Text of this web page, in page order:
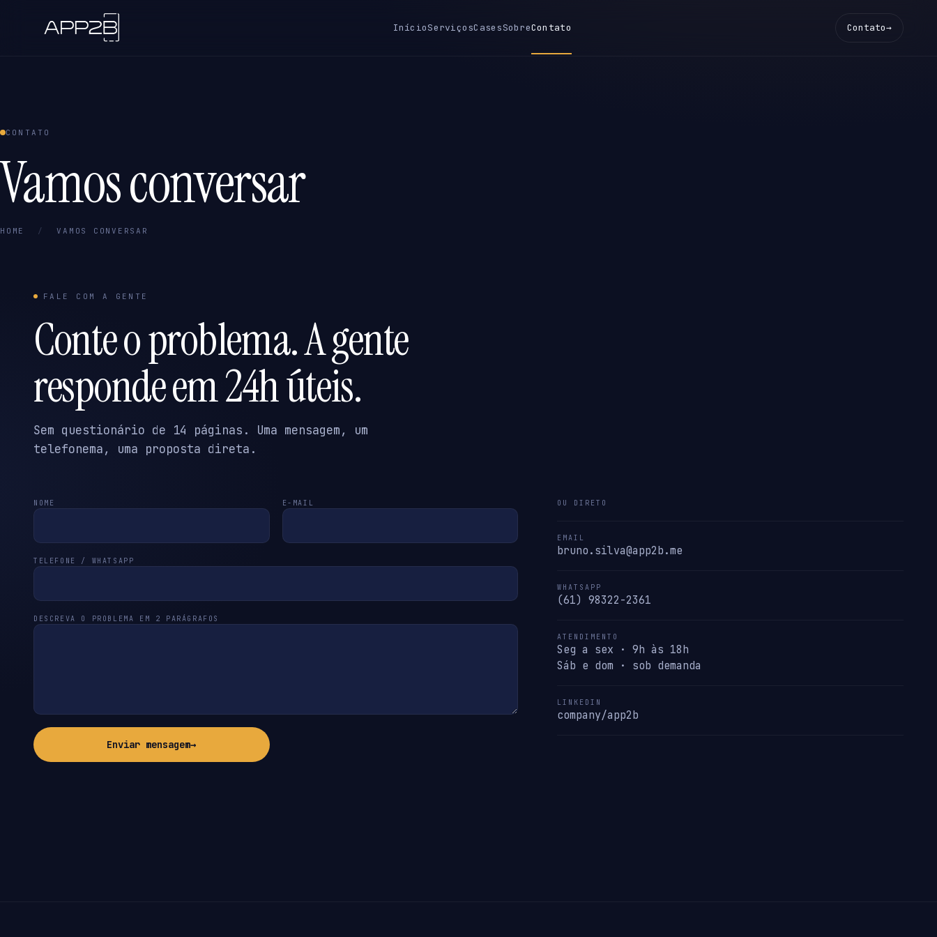
InícioServiçosCasesSobreContato Contato→
CONTATO
Vamos conversar
HOME / VAMOS CONVERSAR
FALE COM A GENTE
Conte o problema. A gente
responde em 24h úteis.
Sem questionário de 14 páginas. Uma mensagem, um
telefonema, uma proposta direta.
NOME E-MAIL
TELEFONE / WHATSAPP
DESCREVA O PROBLEMA EM 2 PARÁGRAFOS
Enviar mensagem→
OU DIRETO
EMAIL
bruno.silva@app2b.me
WHATSAPP
(61) 98322-2361
ATENDIMENTO
Seg a sex · 9h às 18h
Sáb e dom · sob demanda
LINKEDIN
company/app2b